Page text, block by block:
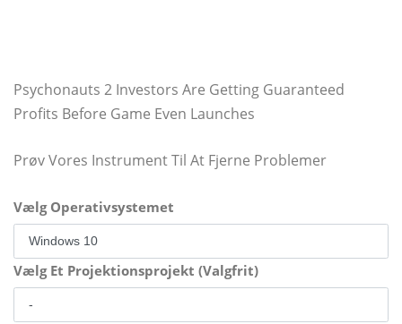
Psychonauts 2 Investors Are Getting Guaranteed
Profits Before Game Even Launches
Prøv Vores Instrument Til At Fjerne Problemer
Vælg Operativsystemet
Vælg Et Projektionsprojekt (Valgfrit)